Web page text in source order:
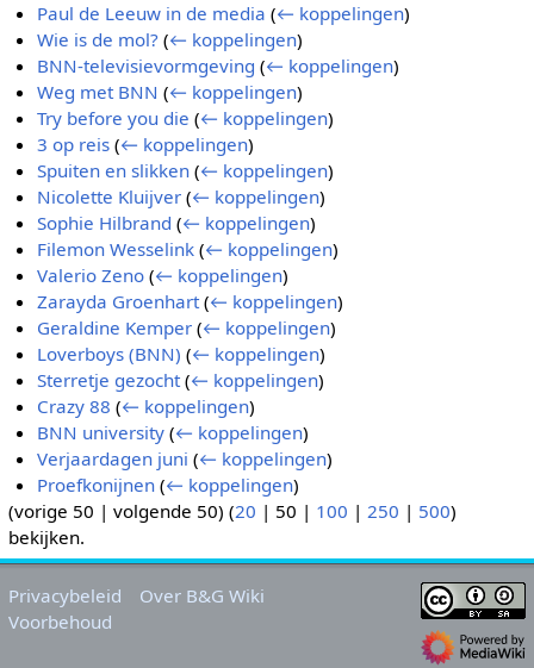
Paul de Leeuw in de media (← koppelingen)
Wie is de mol? (← koppelingen)
BNN-televisievormgeving (← koppelingen)
Weg met BNN (← koppelingen)
Try before you die (← koppelingen)
3 op reis (← koppelingen)
Spuiten en slikken (← koppelingen)
Nicolette Kluijver (← koppelingen)
Sophie Hilbrand (← koppelingen)
Filemon Wesselink (← koppelingen)
Valerio Zeno (← koppelingen)
Zarayda Groenhart (← koppelingen)
Geraldine Kemper (← koppelingen)
Loverboys (BNN) (← koppelingen)
Sterretje gezocht (← koppelingen)
Crazy 88 (← koppelingen)
BNN university (← koppelingen)
Verjaardagen juni (← koppelingen)
Proefkonijnen (← koppelingen)
(vorige 50 | volgende 50) (20 | 50 | 100 | 250 | 500)
bekijken.
Privacybeleid
Over B&G Wiki
Voorbehoud